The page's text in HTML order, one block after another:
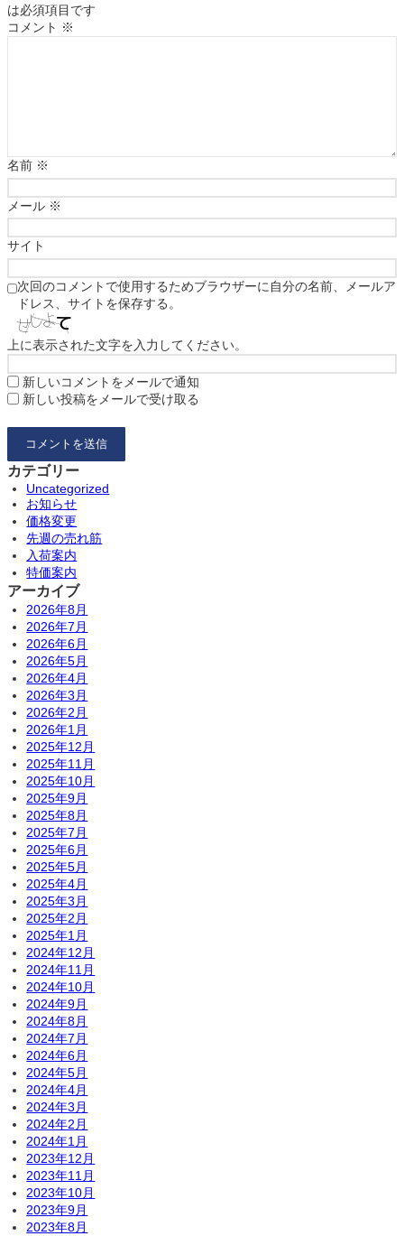
は必須項目です
コメント ※
名前 ※
メール ※
サイト
次回のコメントで使用するためブラウザーに自分の名前、メールア
ドレス、サイトを保存する。
上に表示された文字を入力してください。
新しいコメントをメールで通知
新しい投稿をメールで受け取る
カテゴリー
Uncategorized
お知らせ
価格変更
先週の売れ筋
入荷案内
特価案内
アーカイブ
2026年8月
2026年7月
2026年6月
2026年5月
2026年4月
2026年3月
2026年2月
2026年1月
2025年12月
2025年11月
2025年10月
2025年9月
2025年8月
2025年7月
2025年6月
2025年5月
2025年4月
2025年3月
2025年2月
2025年1月
2024年12月
2024年11月
2024年10月
2024年9月
2024年8月
2024年7月
2024年6月
2024年5月
2024年4月
2024年3月
2024年2月
2024年1月
2023年12月
2023年11月
2023年10月
2023年9月
2023年8月